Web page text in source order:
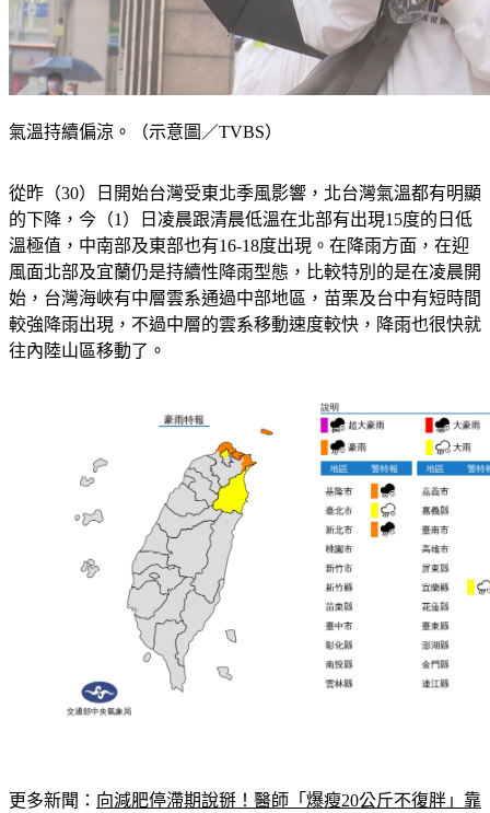
氣溫持續偏涼。（示意圖／TVBS）
從昨（30）日開始台灣受東北季風影響，北台灣氣溫都有明顯
的下降，今（1）日凌晨跟清晨低溫在北部有出現15度的日低
溫極值，中南部及東部也有16-18度出現。在降雨方面，在迎
風面北部及宜蘭仍是持續性降雨型態，比較特別的是在凌晨開
始，台灣海峽有中層雲系通過中部地區，苗栗及台中有短時間
較強降雨出現，不過中層的雲系移動速度較快，降雨也很快就
往內陸山區移動了。
更多新聞： 向減肥停滯期說掰！醫師「爆瘦20公斤不復胖」靠